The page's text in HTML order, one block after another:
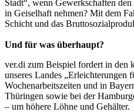
Stadt“, wenn Gewerkschaften
in Geiselhaft nehmen? Mit dem
Schicht und das
Und für was überhaupt?
ver.di zum Beispiel fordert in den
unseres Landes „Erleichterungen
Wochenarbeitszeiten und in
Thüringen sowie bei der
– um höhere Löhne und Gehälter.